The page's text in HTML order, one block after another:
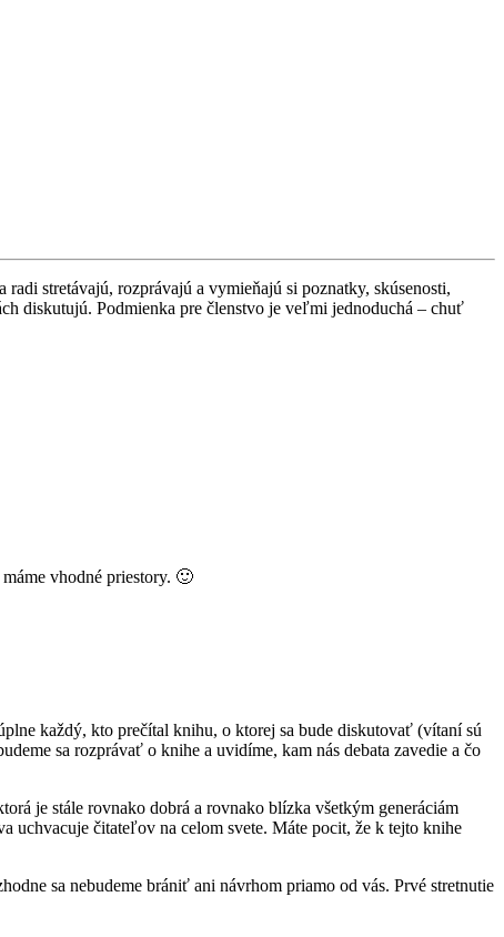
stretávajú, rozprávajú a vymieňajú si poznatky, skúsenosti,
diskutujú. Podmienka pre členstvo je veľmi jednoduchá – chuť
vhodné priestory. 🙂
každý, kto prečítal knihu, o ktorej sa bude diskutovať (vítaní sú
sa rozprávať o knihe a uvidíme, kam nás debata zavedie a čo
je stále rovnako dobrá a rovnako blízka všetkým generáciám
uchvacuje čitateľov na celom svete. Máte pocit, že k tejto knihe
sa nebudeme brániť ani návrhom priamo od vás. Prvé stretnutie